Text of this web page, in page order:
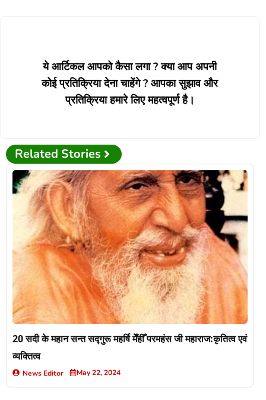
ये आर्टिकल आपको कैसा लगा ? क्या आप अपनी
कोई प्रतिक्रिया देना चाहेंगे ? आपका सुझाव और
प्रतिक्रिया हमारे लिए महत्वपूर्ण है।
Related Stories
20 सदी के महान सन्त सद्गुरू महर्षि मेँहीँ परमहंस जी महाराज:कृतित्व एवं
व्यक्तित्व
News Editor May 22, 2024